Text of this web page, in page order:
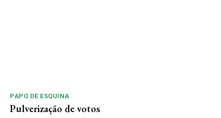
PAPO DE ESQUINA
Pulverização de votos